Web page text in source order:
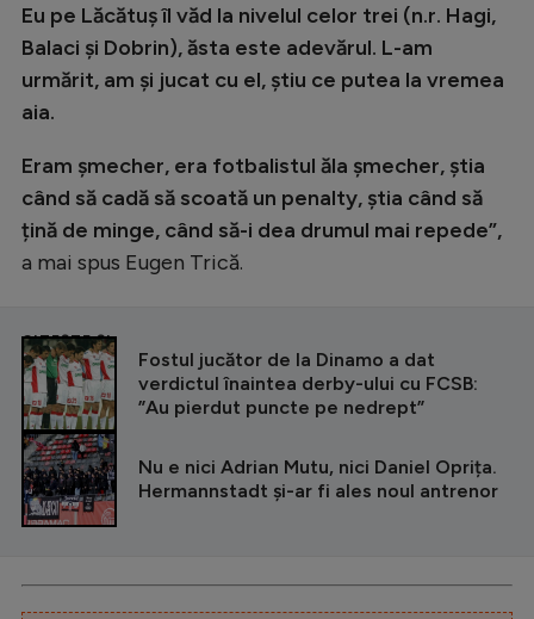
Eu pe Lăcătuș îl văd la nivelul celor trei (n.r. Hagi,
Balaci și Dobrin), ăsta este adevărul. L-am
urmărit, am și jucat cu el, știu ce putea la vremea
aia.
Eram șmecher, era fotbalistul ăla șmecher, știa
când să cadă să scoată un penalty, știa când să
țină de minge, când să-i dea drumul mai repede”,
a mai spus Eugen Trică.
CITEȘTE ȘI
Fostul jucător de la Dinamo a dat
verdictul înaintea derby-ului cu FCSB:
”Au pierdut puncte pe nedrept”
Nu e nici Adrian Mutu, nici Daniel Oprița.
Hermannstadt și-ar fi ales noul antrenor